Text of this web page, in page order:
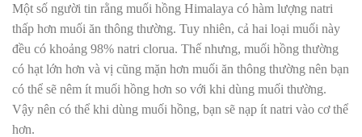
Một số người tin rằng muối hồng Himalaya có hàm lượng natri
thấp hơn muối ăn thông thường. Tuy nhiên, cả hai loại muối này
đều có khoảng 98% natri clorua. Thế nhưng, muối hồng thường
có hạt lớn hơn và vị cũng mặn hơn muối ăn thông thường nên bạn
có thể sẽ nêm ít muối hồng hơn so với khi dùng muối thường.
Vậy nên có thể khi dùng muối hồng, bạn sẽ nạp ít natri vào cơ thể
hơn.